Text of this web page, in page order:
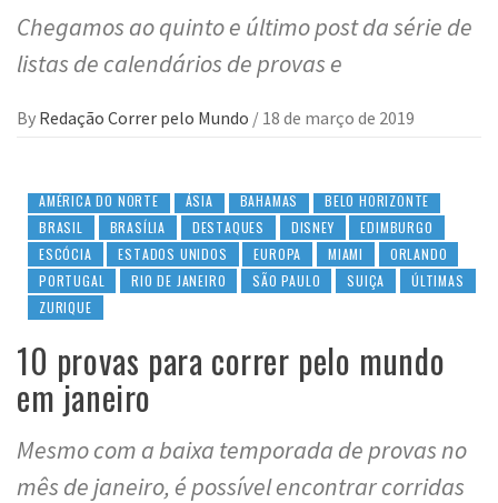
Chegamos ao quinto e último post da série de
listas de calendários de provas e
By Redação Correr pelo Mundo / 18 de março de 2019
AMÉRICA DO NORTE ÁSIA BAHAMAS
BELO HORIZONTE
BRASIL
BRASÍLIA DESTAQUES DISNEY
EDIMBURGO
ESCÓCIA
ESTADOS UNIDOS EUROPA MIAMI
ORLANDO
PORTUGAL
RIO DE JANEIRO SÃO PAULO SUIÇA
ÚLTIMAS
ZURIQUE
10 provas para correr pelo mundo
em janeiro
Mesmo com a baixa temporada de provas no
mês de janeiro, é possível encontrar corridas